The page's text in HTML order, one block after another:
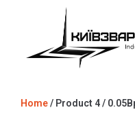
Home/ Product 4 /